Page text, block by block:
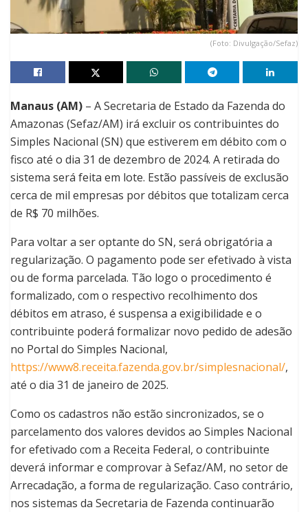
(Foto: Divulgação/Sefaz)
Manaus (AM) – A Secretaria de Estado da Fazenda do
Amazonas (Sefaz/AM) irá excluir os contribuintes do
Simples Nacional (SN) que estiverem em débito com o
fisco até o dia 31 de dezembro de 2024. A retirada do
sistema será feita em lote. Estão passíveis de exclusão
cerca de mil empresas por débitos que totalizam cerca
de R$ 70 milhões.
Para voltar a ser optante do SN, será obrigatória a
regularização. O pagamento pode ser efetivado à vista
ou de forma parcelada. Tão logo o procedimento é
formalizado, com o respectivo recolhimento dos
débitos em atraso, é suspensa a exigibilidade e o
contribuinte poderá formalizar novo pedido de adesão
no Portal do Simples Nacional,
https://www8.receita.fazenda.gov.br/simplesnacional/,
até o dia 31 de janeiro de 2025.
Como os cadastros não estão sincronizados, se o
parcelamento dos valores devidos ao Simples Nacional
for efetivado com a Receita Federal, o contribuinte
deverá informar e comprovar à Sefaz/AM, no setor de
Arrecadação, a forma de regularização. Caso contrário,
nos sistemas da Secretaria de Fazenda continuarão